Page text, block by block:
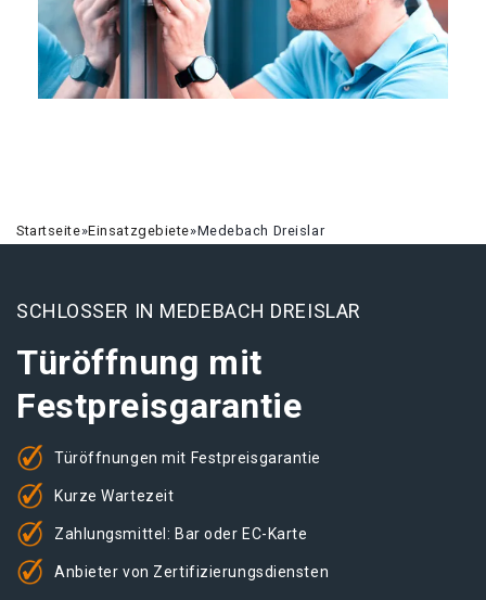
Startseite»Einsatzgebiete»Medebach Dreislar
SCHLOSSER IN MEDEBACH DREISLAR
Türöffnung mit
Festpreisgarantie
Türöffnungen mit Festpreisgarantie
Kurze Wartezeit
Zahlungsmittel: Bar oder EC-Karte
Anbieter von Zertifizierungsdiensten